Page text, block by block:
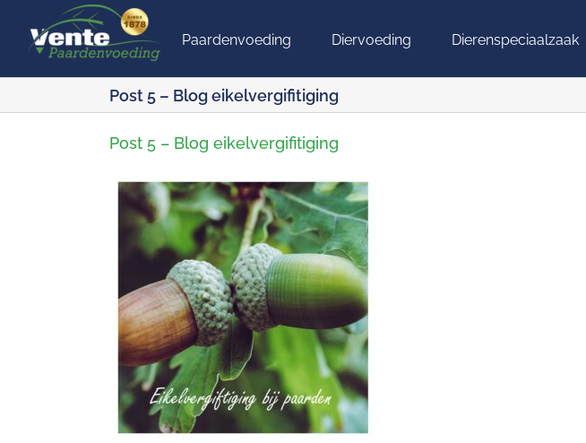
inhoud
Paardenvoeding Diervoeding Dierenspeciaalzaak
Post 5 – Blog eikelvergifitiging
Post 5 – Blog eikelvergifitiging